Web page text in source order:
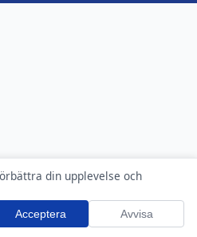
din upplevelse och
Acceptera Avvisa